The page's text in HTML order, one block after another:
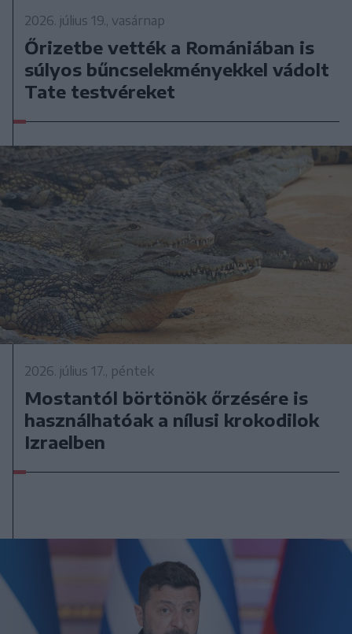
2026. július 19., vasárnap
Őrizetbe vették a Romániában is
súlyos bűncselekményekkel vádolt
Tate testvéreket
2026. július 17., péntek
Mostantól börtönök őrzésére is
használhatóak a nílusi krokodilok
Izraelben